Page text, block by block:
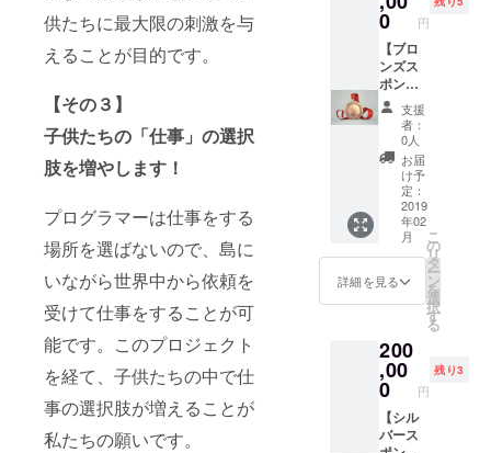
供たちに最大限の刺激を与
えることが目的です。
【その３】
子供たちの「仕事」の選択
肢を増やします！
プログラマーは仕事をする
場所を選ばないので、島に
いながら世界中から依頼を
受けて仕事をすることが可
能です。このプロジェクト
を経て、子供たちの中で仕
事の選択肢が増えることが
私たちの願いです。
レフカ
メラで
撮影し
た宮古
島の美
しいス
ポット
の写真
をダウ
ンロー
ドでき
る権
利。 ・
HPに名
前掲載
（ベタ
打ち）
・活動
メール
しま
す。
0 円
【ブロ
ンズス
ポン
サー】
・Mya-
hk LAB
のweb
ページ
にロゴ
マーク
（小サ
イズ）
を掲載
いたし
ます。
・２月
のス
タッフT
シャツ
プレゼ
ント
(S/M/L)
支援
者：
0人
お届
け予
定：
2019
年02
月
詳細を見る
こ
の
リ
タ
ー
ン
を
選
択
す
る
200
,00
0 円
残り3
【シル
バース